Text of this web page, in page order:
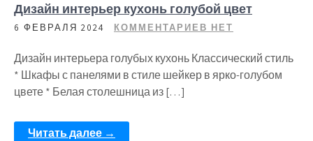
Дизайн интерьер кухонь голубой цвет
6 ФЕВРАЛЯ 2024 КОММЕНТАРИЕВ НЕТ
Дизайн интерьера голубых кухонь Классический стиль
* Шкафы с панелями в стиле шейкер в ярко-голубом
цвете * Белая столешница из […]
Читать далее →